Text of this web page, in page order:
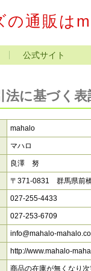
の通販は
公式サイト
法に基づく表
mahalo
マハロ
良澤 努
〒371-0831 群馬県前
027-255-4433
027-253-6709
info@mahalo-
http://www.mahalo-
商品の在庫が無くなり次